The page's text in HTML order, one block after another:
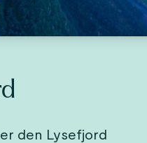
den Lysefjord